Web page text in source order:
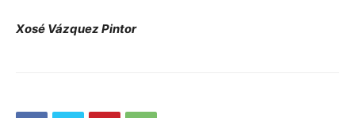
Xosé Vázquez Pintor